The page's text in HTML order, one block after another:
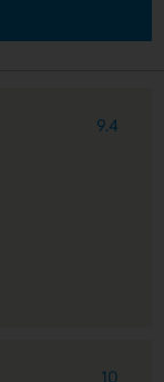
9.4
10